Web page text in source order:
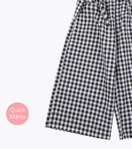
Quick
Menu